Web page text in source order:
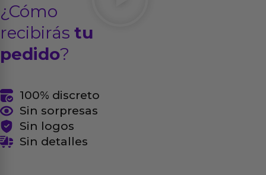
¿Cómo
recibirás tu
pedido?
100% discreto
Sin sorpresas
Sin logos
Sin detalles